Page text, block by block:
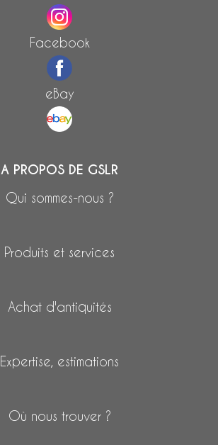
Facebook
eBay
A PROPOS DE GSLR
Qui sommes-nous ?
Produits et services
Achat d'antiquités
Expertise, estimations
Où nous trouver ?